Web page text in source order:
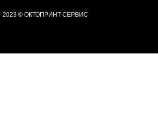
2023 © ОКТОПРИНТ СЕРВИС